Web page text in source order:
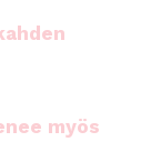
myös